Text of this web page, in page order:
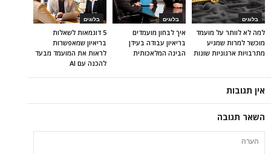
בלוגים
5 דוגמאות לשאלות
בריאיון שמאפשרות
לראות את המועמד מבעד
להכנה עם AI
בלוגים
איך לבחון מועמדים
בריאיון עבודה בעידן
הבינה המלאכותית
בלוגים
למה לא לוותר על מועמד
מוכשר למרות שמגיע
מתרבויות ארגוניות שונות
אין תגובות
השאר תגובה